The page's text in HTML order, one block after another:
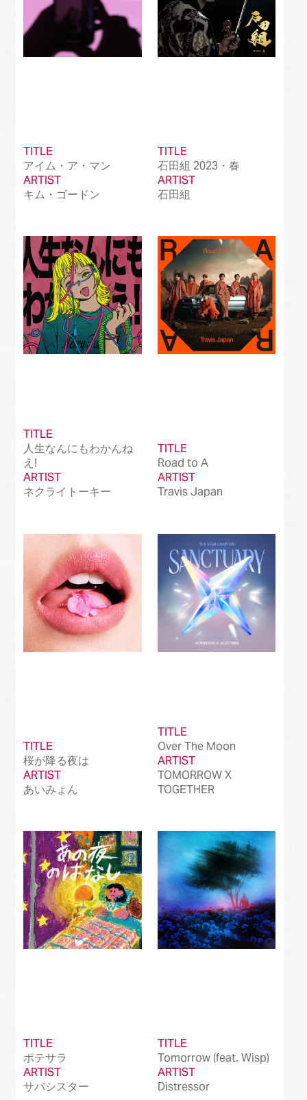
TITLE
アイム・ア・マン
ARTIST
キム・ゴードン
TITLE
石田組 2023・春
ARTIST
石田組
TITLE
人生なんにもわかんね
え!
ARTIST
ネクライトーキー
TITLE
Road to A
ARTIST
Travis Japan
TITLE
桜が降る夜は
ARTIST
あいみょん
TITLE
Over The Moon
ARTIST
TOMORROW X
TOGETHER
TITLE
ポテサラ
ARTIST
サバシスター
TITLE
Tomorrow (feat. Wisp)
ARTIST
Distressor